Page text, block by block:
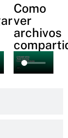
Como
ver
archivos